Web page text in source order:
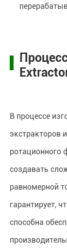
В процессе
экстракторов
ротационного
создавать
равномерной
гарантирует,
способна